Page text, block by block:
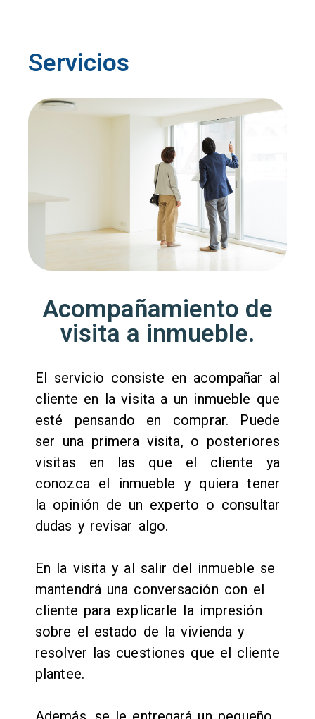
Servicios
Acompañamiento de
visita a inmueble.
El servicio consiste en acompañar al
cliente en la visita a un inmueble que
esté pensando en comprar. Puede
ser una primera visita, o posteriores
visitas en las que el cliente ya
conozca el inmueble y quiera tener
la opinión de un experto o consultar
dudas y revisar algo.
En la visita y al salir del inmueble se
mantendrá una conversación con el
cliente para explicarle la impresión
sobre el estado de la vivienda y
resolver las cuestiones que el cliente
plantee.